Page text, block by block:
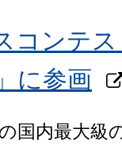
コンテ
に参画
国内最大